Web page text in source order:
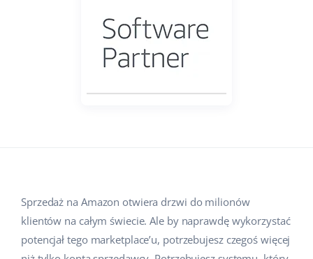
Sprzedaż na marketplace
Automatyzacja procesów
Zarządzanie wysyłką
Ekosystem
Moda
Audyt konta
Konfiguracja konta
español (AR)
español (MX)
Sprzedaż na Amazon otwiera drzwi do milionów
klientów na całym świecie. Ale by naprawdę wykorzystać
potencjał tego marketplace’u, potrzebujesz czegoś więcej